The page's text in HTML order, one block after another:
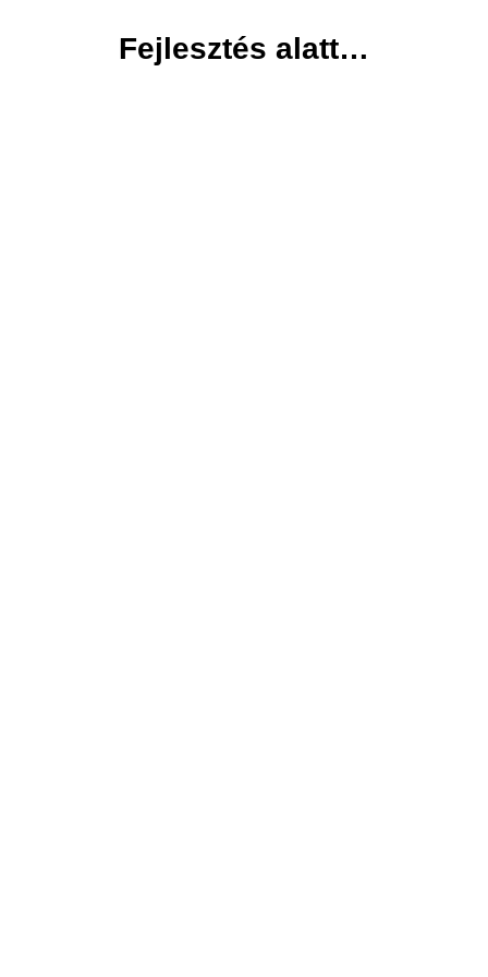
Fejlesztés alatt…